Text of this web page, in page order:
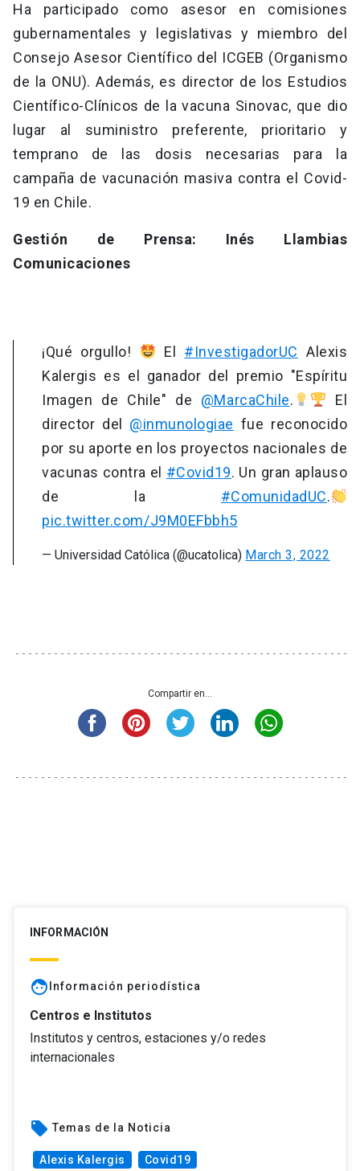
Ha participado como asesor en comisiones
gubernamentales y legislativas y miembro del
Consejo Asesor Científico del ICGEB (Organismo
de la ONU). Además, es director de los Estudios
Científico-Clínicos de la vacuna Sinovac, que dio
lugar al suministro preferente, prioritario y
temprano de las dosis necesarias para la
campaña de vacunación masiva contra el Covid-
19 en Chile.
Gestión de Prensa: Inés Llambias
Comunicaciones
¡Qué orgullo! El #InvestigadorUC Alexis
Kalergis es el ganador del premio "Espíritu
Imagen de Chile" de @MarcaChile.
El
director del @inmunologiae fue reconocido
por su aporte en los proyectos nacionales de
vacunas contra el #Covid19. Un gran aplauso
de la #ComunidadUC.
pic.twitter.com/J9M0EFbbh5
— Universidad Católica (@ucatolica) March 3, 2022
Compartir en...
INFORMACIÓN
face Información periodística
Centros e Institutos
Institutos y centros, estaciones y/o redes
internacionales
local_offer Temas de la Noticia
Alexis Kalergis Covid19